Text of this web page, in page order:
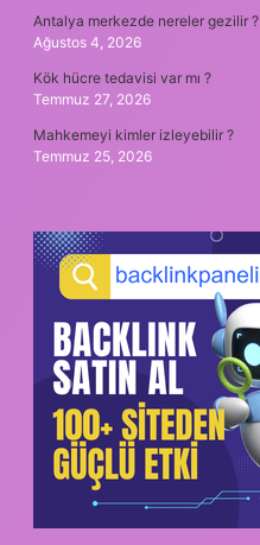
Antalya merkezde nereler gezilir ?
Ağustos 4, 2026
Kök hücre tedavisi var mı ?
Temmuz 27, 2026
Mahkemeyi kimler izleyebilir ?
Temmuz 25, 2026